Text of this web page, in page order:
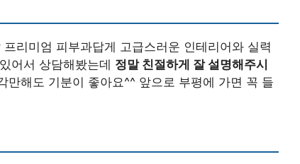
리미엄 피부과답게 고급스러운 인테리어와 실력
어서 상담해봤는데 정말 친절하게 잘 설명해주시
만해도 기분이 좋아요^^ 앞으로 부평에 가면 꼭 들